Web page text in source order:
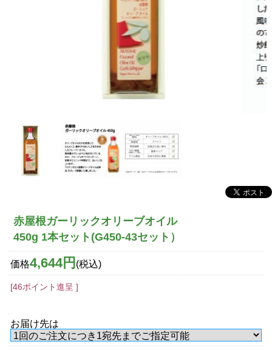
赤屋根ガーリックオリーブオイル
450g 1本セット(G450-43セット）
価格4,644円 (税込)
[46ポイント進呈 ]
お届け先は